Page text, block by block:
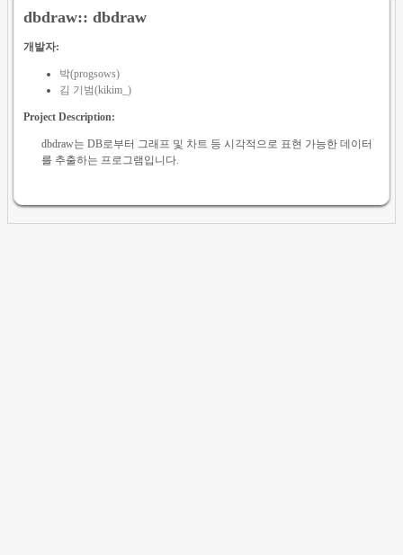
dbdraw:: dbdraw
개발자:
박(progsows)
김 기범(kikim_)
Project Description:
dbdraw는 DB로부터 그래프 및 차트 등 시각적으로 표현 가능한 데이터
를 추출하는 프로그램입니다.